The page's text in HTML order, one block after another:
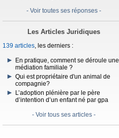
- Voir toutes ses réponses -
Les Articles Juridiques
139 articles, les derniers :
En pratique, comment se déroule une
médiation familiale ?
Qui est propriétaire d'un animal de
compagnie?
L’adoption plénière par le père
d’intention d’un enfant né par gpa
- Voir tous ses articles -